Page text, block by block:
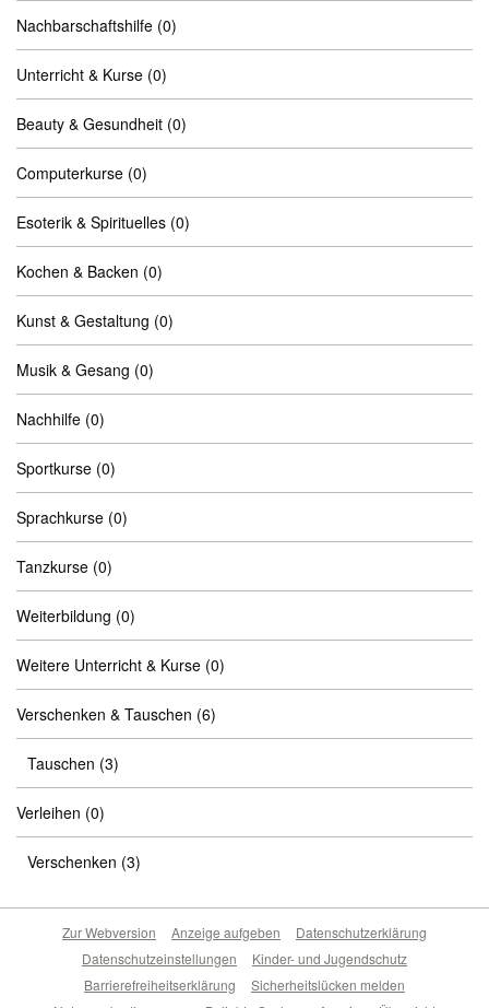
Nachbarschaftshilfe (0)
Unterricht & Kurse (0)
Beauty & Gesundheit (0)
Computerkurse (0)
Esoterik & Spirituelles (0)
Kochen & Backen (0)
Kunst & Gestaltung (0)
Musik & Gesang (0)
Nachhilfe (0)
Sportkurse (0)
Sprachkurse (0)
Tanzkurse (0)
Weiterbildung (0)
Weitere Unterricht & Kurse (0)
Verschenken & Tauschen (6)
Tauschen (3)
Verleihen (0)
Verschenken (3)
Zur Webversion Anzeige aufgeben
Datenschutzerklärung
Datenschutzeinstellungen
Kinder- und Jugendschutz
Barrierefreiheitserklärung
Sicherheitslücken melden